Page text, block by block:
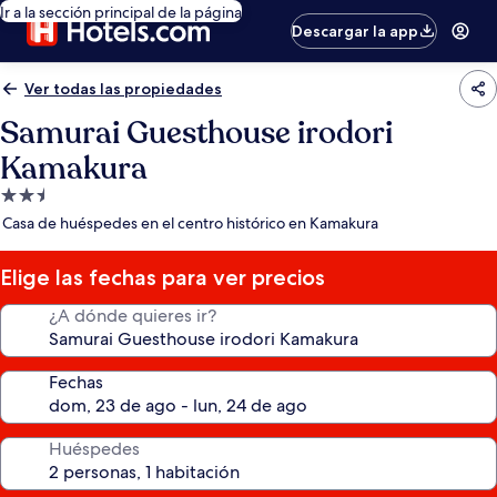
Ir a la sección principal de la página
Descargar la app
Ver todas las propiedades
Samurai Guesthouse irodori
Kamakura
Propiedad
de
estrellas
Casa de huéspedes en el centro histórico en Kamakura
Elige las fechas para ver precios
¿A dónde quieres ir?
Fechas
Huéspedes